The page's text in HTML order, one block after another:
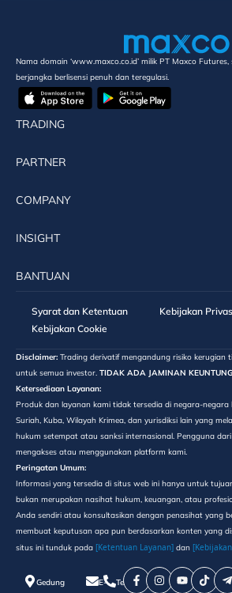
Nama domain ‘www.maxco.co.id’ milik PT Maxco
berjangka berlisensi penuh dan teregulasi.
TRADING
PARTNER
COMPANY
INSIGHT
BANTUAN
Syarat dan Ketentuan
Kebijakan
Kebijakan Cookie
Disclaimer: Trading derivatif mengandung risiko kerugian
untuk semua investor. TIDAK ADA JAMINAN
Ketersediaan Layanan:
Produk dan layanan kami tidak tersedia di negara-negara
Suriah, Kuba, Wilayah Krimea, dan yurisdiksi lain yang
hukum setempat atau sanksi internasional. Pengguna
mengakses atau menggunakan platform kami.
Peringatan Umum:
Informasi yang tersedia di situs web ini hanya untuk
bukan merupakan nasihat hukum, keuangan, atau
Anda sendiri atau konsultasikan dengan penasihat yang
membuat keputusan apa pun berdasarkan konten yang
situs ini tunduk pada [Ketentuan Layanan] dan
Gedung
E-
Telepon